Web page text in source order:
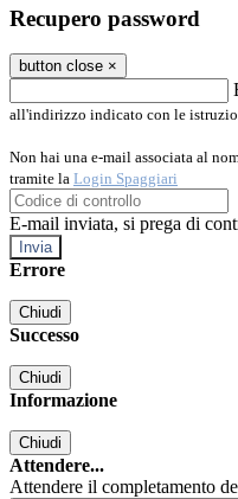
Recupero password
button close ×
all'indirizzo indicato con le
Non hai una e-mail associata al
tramite la Login Spaggiari
E-mail inviata, si prega di
Errore
Chiudi
Successo
Chiudi
Informazione
Chiudi
Attendere...
Attendere il completamento